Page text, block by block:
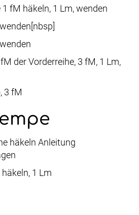
fM häkeln, 1 Lm, wenden
der Vorderreihe, 3 fM, 1 Lm,
3 fM
1 Lm